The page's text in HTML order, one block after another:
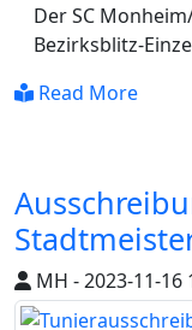
Der SC
Bezirksblitz-
Read More
MH -2023-11-16